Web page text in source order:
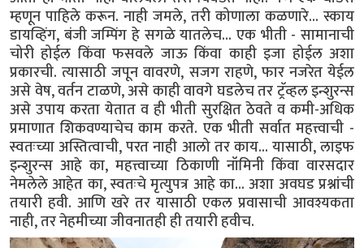
म्हणून पाहिले करून. नाही जमले, तरी कोणाला कळणारे... स्काय
डायव्हिंग, बंजी जम्पिंग हे सगळे यातलेच... एक भीती - सामानाची
चोरी होईल किंवा फसवले जाऊ किंवा काही इजा होईल अशा
प्रकारची. त्यासाठी जपून वावरणे, सजग राहणे, फार नजरेत येईल
असे वेष, वर्तन टाळणे, असे काही वावगे घडलेच तर ट्रॅव्हल इन्शुरन्स
असे उपाय करता येतात व ही भीती सुरक्षित ठेवते व कमी-अधिक
प्रमाणात शिकवण्याचेच काम करते. एक भीती सर्वात महत्त्वाची -
स्वतःच्या अस्तित्वाची, परत नाही आलो तर काय... यासाठी, लाइफ
इन्शुरन्स आहे का, महत्त्वाच्या ठिकाणी नॉमिनी किंवा वारसदार
नेमलेले आहेत का, स्वतःचे मृत्युपत्र आहे का... अशा अवघड प्रश्नांची
तयारी हवी. आणि खरे तर यासाठी एकल प्रवासाची आवश्यकता
नाही, तर नेहमीच्या जीवनातही ही तयारी हवीच.